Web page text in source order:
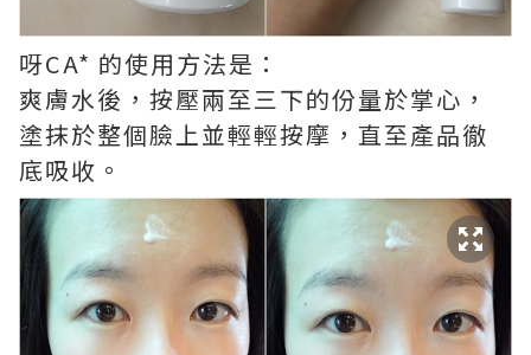
呀CA* 的使用方法是：
爽膚水後，按壓兩至三下的份量於掌心，
塗抹於整個臉上並輕輕按摩，直至產品徹
底吸收。